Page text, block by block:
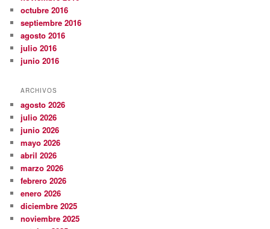
octubre 2016
septiembre 2016
agosto 2016
julio 2016
junio 2016
ARCHIVOS
agosto 2026
julio 2026
junio 2026
mayo 2026
abril 2026
marzo 2026
febrero 2026
enero 2026
diciembre 2025
noviembre 2025